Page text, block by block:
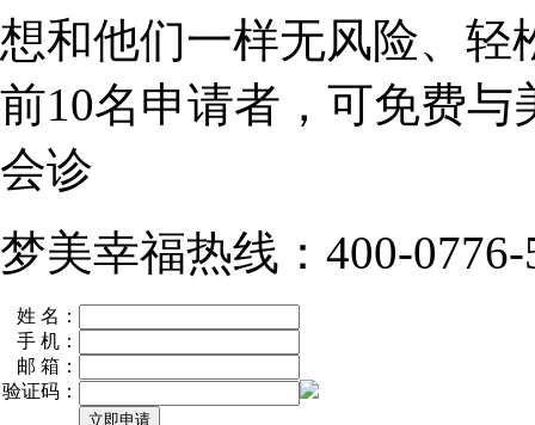
想和他们一样无风险、轻
前10名申请者，可免费与
会诊
梦美幸福热线：400-0776-
姓 名：
手 机：
邮 箱：
验证码：